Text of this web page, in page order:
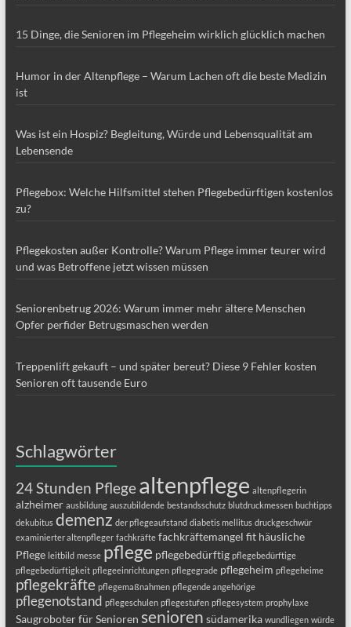
15 Dinge, die Senioren im Pflegeheim wirklich glücklich machen
Humor in der Altenpflege – Warum Lachen oft die beste Medizin
ist
Was ist ein Hospiz? Begleitung, Würde und Lebensqualität am
Lebensende
Pflegebox: Welche Hilfsmittel stehen Pflegebedürftigen kostenlos
zu?
Pflegekosten außer Kontrolle? Warum Pflege immer teurer wird
und was Betroffene jetzt wissen müssen
Seniorenbetrug 2026: Warum immer mehr ältere Menschen
Opfer perfider Betrugsmaschen werden
Treppenlift gekauft – und später bereut? Diese 9 Fehler kosten
Senioren oft tausende Euro
Schlagwörter
24 Stunden Pflegealtenpflege altenpflegerin
alzheimer ausbildung auszubildende bestandsschutz blutdruckmessen buchtipps
dekubitus demenz der pflegeaufstand diabetis mellitus druckgeschwür
examinierter altenpfleger fachkräfte fachkräftemangel fit häusliche
Pflege leitbild messe pflege pflegebedürftig pflegebedürftige
pflegebedürftigkeit pflegeeinrichtungen pflegegrade pflegeheim pflegeheime
pflegekräfte pflegemaßnahmen pflegende angehörige
pflegenotstand pflegeschulen pflegestufen pflegesystem prophylaxe
Saugroboter für Senioren senioren südamerika wundliegen würde